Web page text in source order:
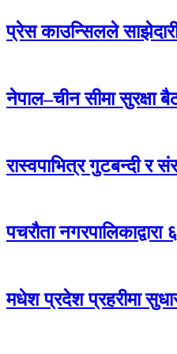
प्रेस काउन्सिलले
नेपाल–चीन सीमा सुरक्षा
रास्वपाभित्र गुटबन्दी र
पचरौता
मधेश प्रदेश प्रहरीमा